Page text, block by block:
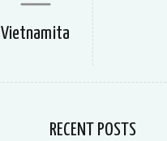
Vietnamita
RECENT POSTS